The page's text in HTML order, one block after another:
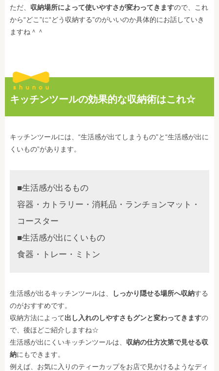
ただ、 収納場所によって使いやすさが変わってきますので、これ
から“どこ”に“どう収納する”のがいいのか具体的にお話していき
ますね＾＾
キッチンツールの効果的な収納術はこれ☆
キッチンツールには、“生活感が出てしまうもの”と“生活感が出に
くいもの”があります。
■生活感が出るもの
容器・カトラリー・消耗品・ランチョンマット・
コースター
■生活感が出にくいもの
食器・トレー・ミトン
生活感が出るキッチンツールは、 しっかり隠せる場所へ収納する
のがおすすめです。
収納方法によって出し入れのしやすさもグンと変わってきますの
で、後ほどご紹介しますね☆
生活感が出にくいキッチンツールは、 収納の仕方次第で見せる収
納にもできます。
例えば、お気に入りのティーカップをお店で見かけるようなディ